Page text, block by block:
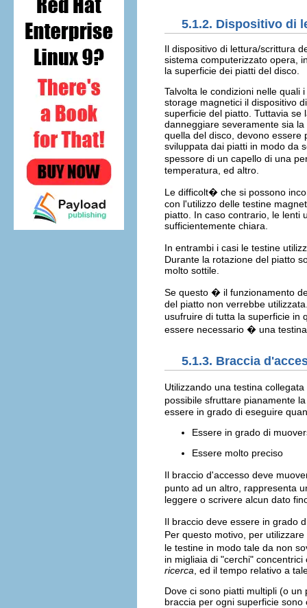
5.1.2. Dispositivo di
Il dispositivo di lettura/scrittura
sistema computerizzato opera,
la superficie dei piatti del disco.
Talvolta le condizioni nelle quali
storage magnetici il dispositivo
superficie del piatto. Tuttavia se
danneggiare severamente sia
quella del disco, devono essere
sviluppata dai piatti in modo da
spessore di un capello di una
temperatura, ed altro.
Le difficolt� che si possono
con l'utilizzo delle testine
piatto. In caso contrario, le lenti
sufficientemente chiara.
In entrambi i casi le testine
Durante la rotazione del piatto
molto sottile.
Se questo � il funzionamento
del piatto non verrebbe
usufruire di tutta la superficie in
essere necessario � una
5.1.3. Braccia
Utilizzando una testina
possibile sfruttare pianamente
essere in grado di eseguire
Essere in grado di
Essere molto preciso
Il braccio d'accesso deve
punto ad un altro, rappresenta
leggere o scrivere alcun dato
Il braccio deve essere in grado
Per questo motivo, per
le testine in modo tale da non
in migliaia di "cerchi"
ricerca , ed il tempo relativo a
Dove ci sono piatti multipli (o
braccia per ogni superficie